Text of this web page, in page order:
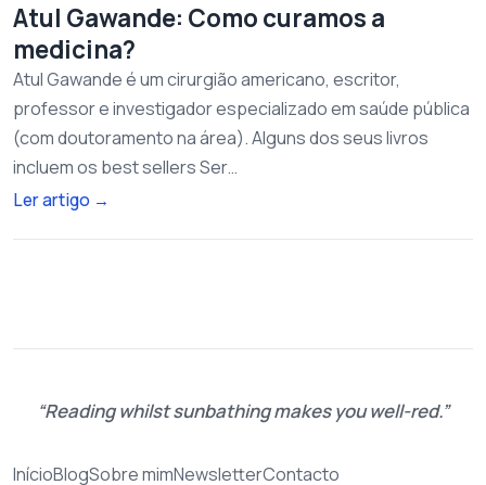
Atul Gawande: Como curamos a
medicina?
Atul Gawande é um cirurgião americano, escritor,
professor e investigador especializado em saúde pública
(com doutoramento na área). Alguns dos seus livros
incluem os best sellers Ser…
Ler artigo →
Reading whilst sunbathing makes you well-red.
InícioBlogSobre mimNewsletterContacto